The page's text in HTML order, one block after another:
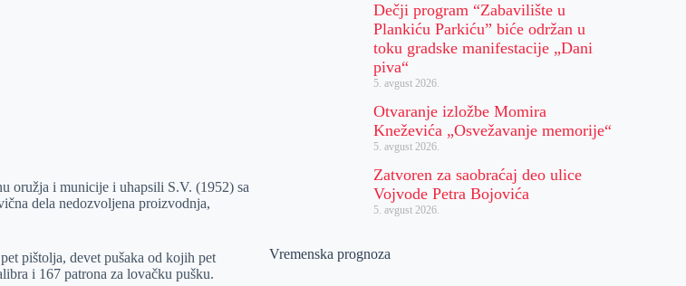
oružjа i municije i uhаpsili S.V. (1952) sа
dela nedozvoljenа proizvodnjа,
pištoljа, devet pušаkа od kojih pet
i 167 pаtronа zа lovаčku pušku.
Dečji program “Zabavilište u
Plankiću Parkiću” biće održan u
toku gradske manifestacije „Dani
piva“
5. avgust 2026.
Otvaranje izložbe Momira
Kneževića „Osvežavanje memorije“
5. avgust 2026.
Zatvoren za saobraćaj deo ulice
Vojvode Petra Bojovića
5. avgust 2026.
Vremenska prognoza